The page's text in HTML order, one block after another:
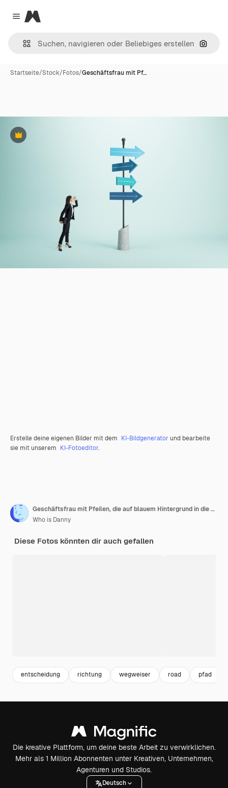
Close menu
Magnific
Nach
Startseite/Stock/Fotos/Geschäftsfrau mit Pf…
Premium
Erstelle deine eigenen Bilder mit dem KI-Bildgenerator und bearbeite
sie mit unserem KI-Fotoeditor.
Geschäftsfrau mit Pfeilen, die auf blauem Hintergrund in die Ferne schauen Unterschiedliche Richtung und Lösungskonzept
Who is Danny
Diese Fotos könnten dir auch gefallen
entscheidung richtung wegweiser road pfad
Die kreative Plattform, um deine beste Arbeit zu verwirklichen.
Mehr als 1 Million Abonnenten unter Kreativen, Unternehmen,
Agenturen und Studios.
Deutsch